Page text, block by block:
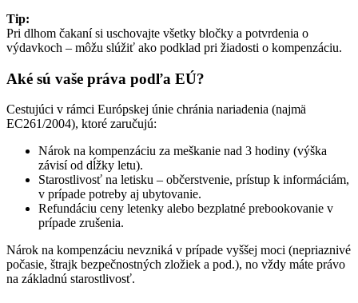
Tip:
Pri dlhom čakaní si uschovajte všetky bločky a potvrdenia o
výdavkoch – môžu slúžiť ako podklad pri žiadosti o kompenzáciu.
Aké sú vaše práva podľa EÚ?
Cestujúci v rámci Európskej únie chránia nariadenia (najmä
EC261/2004), ktoré zaručujú:
Nárok na kompenzáciu za meškanie nad 3 hodiny (výška
závisí od dĺžky letu).
Starostlivosť na letisku – občerstvenie, prístup k informáciám,
v prípade potreby aj ubytovanie.
Refundáciu ceny letenky alebo bezplatné prebookovanie v
prípade zrušenia.
Nárok na kompenzáciu nevzniká v prípade vyššej moci (nepriaznivé
počasie, štrajk bezpečnostných zložiek a pod.), no vždy máte právo
na základnú starostlivosť.